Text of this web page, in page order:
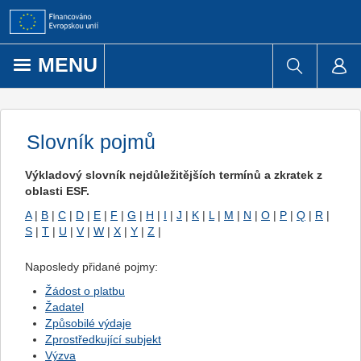
Přejít k obsahu
MENU
Slovník pojmů
Výkladový slovník nejdůležitějších termínů a zkratek z
oblasti ESF.
A | B | C | D | E | F | G | H | I | J | K | L | M | N | O | P | Q | R |
S | T | U | V | W | X | Y | Z |
Naposledy přidané pojmy:
Žádost o platbu
Žadatel
Způsobilé výdaje
Zprostředkující subjekt
Výzva